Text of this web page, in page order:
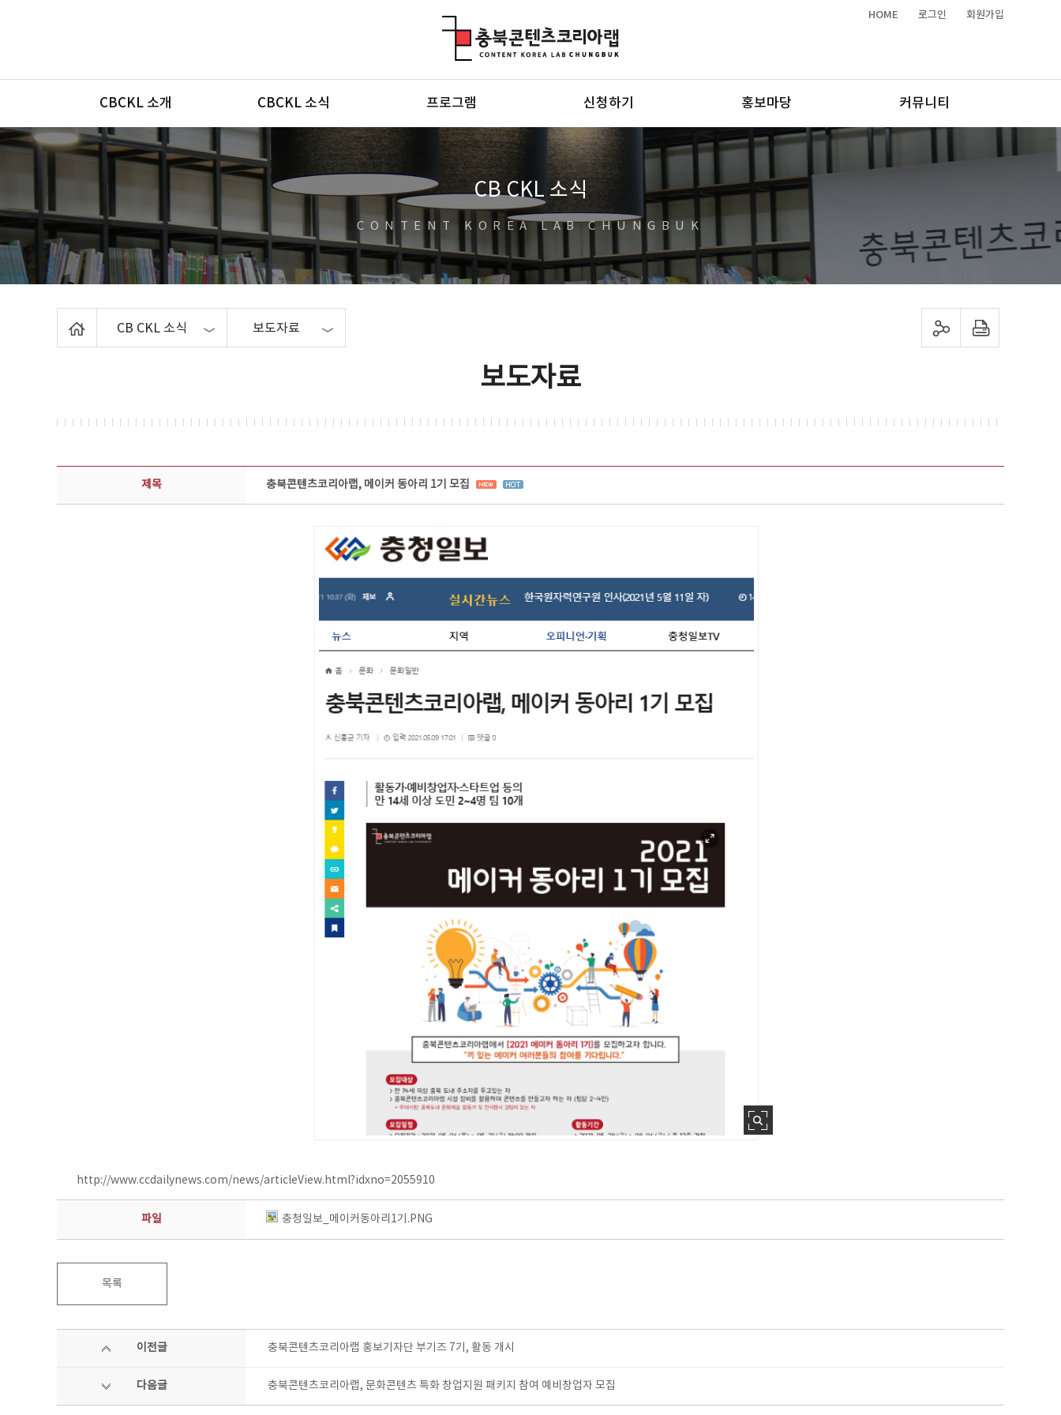
HOME 로그인 회원가입
메뉴
CBCKL 소개 CBCKL 소식 프로그램 신청하기 홍보마당 커뮤니티
CB CKL 소식
CONTENT KOREA LAB CHUNGBUK
CB CKL 소식 보도자료 sns 공유하기 프린트하기
보도자료
보도자료 상세보기 - 제목, 담당부서, 담당자, 담당연락처, 내용, 첨부파일 정보 제공
제목 충북콘텐츠코리아랩, 메이커 동아리 1기 모집
http://www.ccdailynews.com/news/articleView.html?idxno=2055910
파일 충청일보_메이커동아리1기.PNG
목록
이전글 충북콘텐츠코리아랩 홍보기자단 부기즈 7기, 활동 개시
다음글 충북콘텐츠코리아랩, 문화콘텐츠 특화 창업지원 패키지 참여 예비창업자 모집